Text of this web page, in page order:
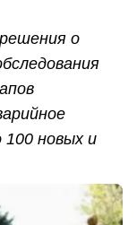
о
100 новых и